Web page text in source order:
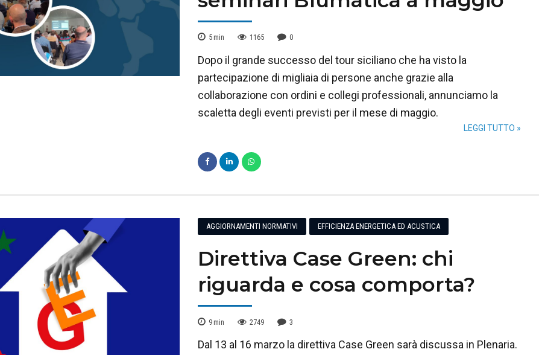
5 min 1165 0
Dopo il grande successo del tour siciliano che ha visto la
partecipazione di migliaia di persone anche grazie alla
collaborazione con ordini e collegi professionali, annunciamo la
scaletta degli eventi previsti per il mese di maggio.
LEGGI TUTTO »
AGGIORNAMENTI NORMATIVI EFFICIENZA ENERGETICA ED ACUSTICA
Direttiva Case Green: chi
riguarda e cosa comporta?
9 min 2749 3
Dal 13 al 16 marzo la direttiva Case Green sarà discussa in Plenaria.